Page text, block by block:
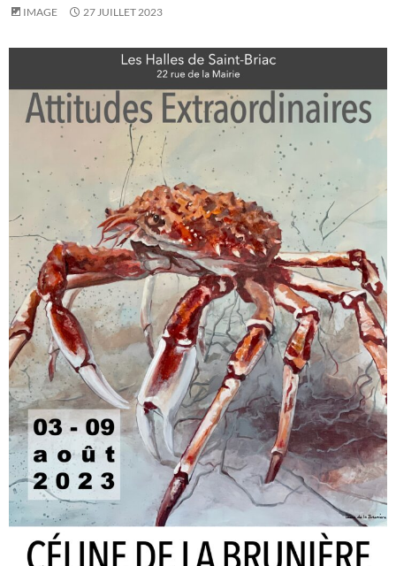
IMAGE 27 JUILLET 2023